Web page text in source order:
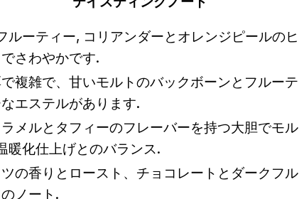
ルーティー, コリアンダーとオレンジピールのヒ
さわやかです.
複雑で、甘いモルトのバックボーンとフルーテ
なエステルがあります.
メルとタフィーのフレーバーを持つ大胆でモル
暖化仕上げとのバランス.
の香りとロースト、チョコレートとダークフル
ノート.